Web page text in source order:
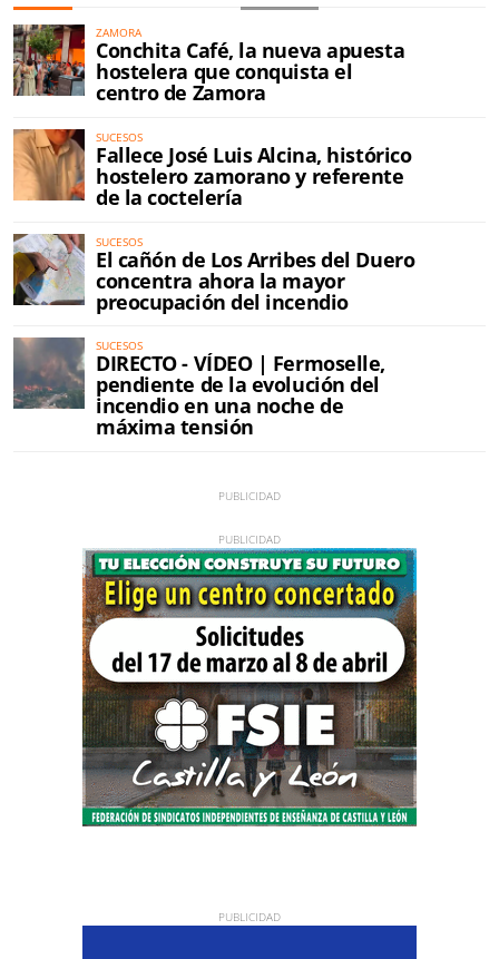
ZAMORA
Conchita Café, la nueva apuesta
hostelera que conquista el
centro de Zamora
SUCESOS
Fallece José Luis Alcina, histórico
hostelero zamorano y referente
de la coctelería
SUCESOS
El cañón de Los Arribes del Duero
concentra ahora la mayor
preocupación del incendio
SUCESOS
DIRECTO - VÍDEO | Fermoselle,
pendiente de la evolución del
incendio en una noche de
máxima tensión